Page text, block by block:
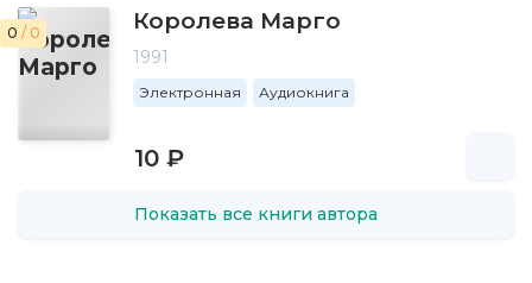
0 / 0 Королева Марго
1991
Электронная Аудиокнига
10 ₽
Показать все книги автора